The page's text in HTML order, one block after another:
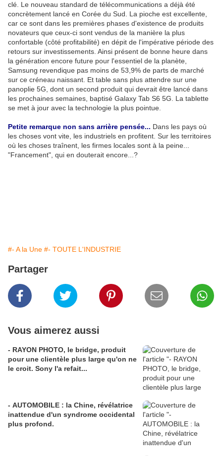
clé. Le nouveau standard de télécommunications a déjà été
concrètement lancé en Corée du Sud. La pioche est excellente,
car ce sont dans les premières phases d'existence de produits
novateurs que ceux-ci sont vendus de la manière la plus
confortable (côté profitabilité) en dépit de l'impérative période des
retours sur investissements. Ainsi présent de bonne heure dans
la génération encore future pour l'essentiel de la planète,
Samsung revendique pas moins de 53,9% de parts de marché
sur ce créneau naissant. Et table sans plus attendre sur une
panoplie 5G, dont un second produit qui devrait être lancé dans
les prochaines semaines, baptisé Galaxy Tab S6 5G. La tablette
se met à jour avec la technologie la plus pointue.
Petite remarque non sans arrière pensée... Dans les pays où
les choses vont vite, les industriels en profitent. Sur les territoires
où les choses traînent, les firmes locales sont à la peine...
"Francement", qui en douterait encore...?
#- A la Une #- TOUTE L'INDUSTRIE
Partager
Vous aimerez aussi
- RAYON PHOTO, le bridge, produit
pour une clientèle plus large qu'on ne
le croit. Sony l'a refait...
- AUTOMOBILE : la Chine, révélatrice
inattendue d'un syndrome occidental
plus profond.